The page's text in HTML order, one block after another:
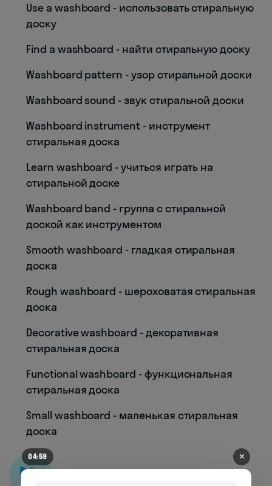
Use a washboard - использовать стиральную
доску
Find a washboard - найти стиральную доску
Washboard pattern - узор стиральной доски
Washboard sound - звук стиральной доски
Washboard instrument - инструмент
стиральная доска
Learn washboard - учиться играть на
стиральной доске
Washboard band - группа с стиральной
доской как инструментом
Smooth washboard - гладкая стиральная
доска
Rough washboard - шероховатая стиральная
доска
Decorative washboard - декоративная
стиральная доска
Functional washboard - функциональная
стиральная доска
Small washboard - маленькая стиральная
доска
04:55 ✕